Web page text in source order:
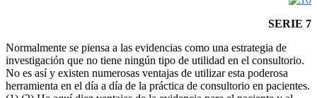
SERIE 7
Normalmente se piensa a las evidencias como una estrategia de
investigación que no tiene ningún tipo de utilidad en el consultorio.
No es así y existen numerosas ventajas de utilizar esta poderosa
herramienta en el día a día de la práctica de consultorio en pacientes.